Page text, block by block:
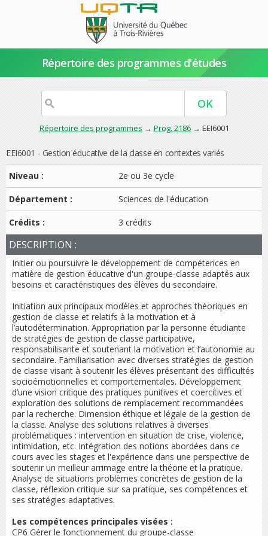
Répertoire des programmes d'études
Répertoire des programmes → Prog. 2186→ EEI6001
EEI6001 - Gestion éducative de la classe en contextes variés
Niveau :
2e ou 3e cycle
Département : Sciences de l'éducation
Crédits : 3 crédits
DESCRIPTION :
Initier ou poursuivre le développement de compétences en
matière de gestion éducative d'un groupe-classe adaptés aux
besoins et caractéristiques des élèves du secondaire.
Initiation aux principaux modèles et approches théoriques en
gestion de classe et relatifs à la motivation et à
l’autodétermination. Appropriation par la personne étudiante
de stratégies de gestion de classe participative,
responsabilisante et soutenant la motivation et l’autonomie au
secondaire. Familiarisation avec diverses stratégies de gestion
de classe visant à soutenir les élèves présentant des difficultés
socioémotionnelles et comportementales. Développement
d’une vision critique des pratiques punitives et coercitives et
exploration des solutions de remplacement recommandées
par la recherche. Dimension éthique et légale de la gestion de
la classe. Analyse des solutions relatives à diverses
problématiques : intervention en situation de crise, violence,
intimidation, etc. Intégration des notions abordées dans ce
cours avec les stages et l'expérience dans une perspective de
soutenir un meilleur arrimage entre la théorie et la pratique.
Analyse de situations problèmes concrètes de gestion de la
classe, réflexion critique sur sa pratique, ses compétences et
ses stratégies adaptatives.
Les compétences principales visées :
CP6 Gérer le fonctionnement du groupe-classe